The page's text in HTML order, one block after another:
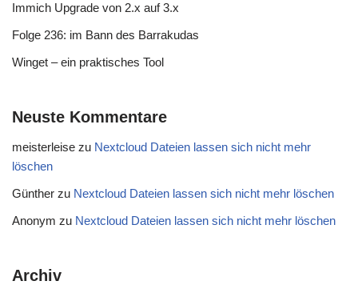
Immich Upgrade von 2.x auf 3.x
Folge 236: im Bann des Barrakudas
Winget – ein praktisches Tool
Neuste Kommentare
meisterleise zu Nextcloud Dateien lassen sich nicht mehr
löschen
Günther zu Nextcloud Dateien lassen sich nicht mehr löschen
Anonym zu Nextcloud Dateien lassen sich nicht mehr löschen
Archiv